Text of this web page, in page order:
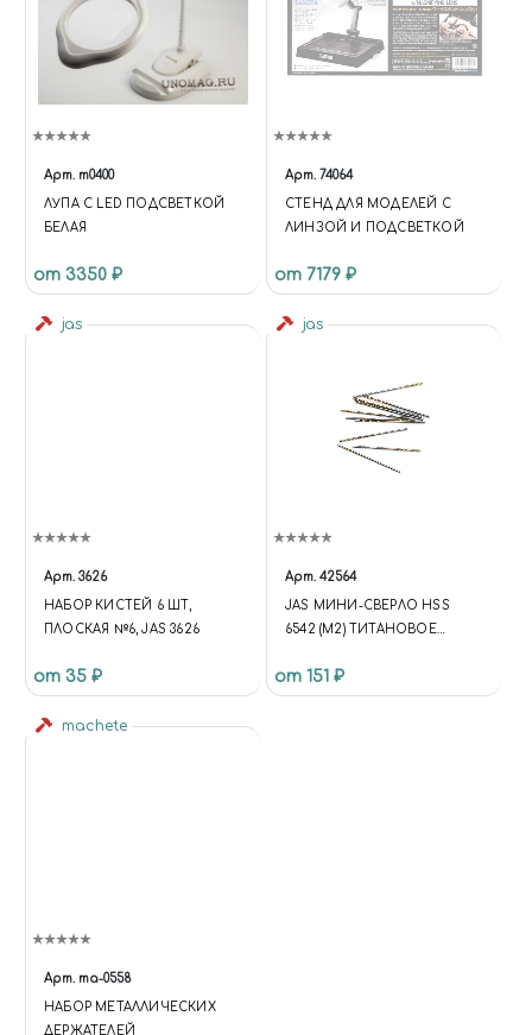
Арт. m0400
ЛУПА С LED ПОДСВЕТКОЙ
БЕЛАЯ
от 3350 ₽
Арт. 74064
СТЕНД ДЛЯ МОДЕЛЕЙ C
ЛИНЗОЙ И ПОДСВЕТКОЙ
от 7179 ₽
jas
Арт. 3626
НАБОР КИСТЕЙ 6 ШТ,
ПЛОСКАЯ №6, JAS 3626
от 35 ₽
jas
Арт. 42564
JAS МИНИ-СВЕРЛО HSS
6542 (M2) ТИТАНОВОЕ
от 151 ₽
machete
Арт. ma-0558
НАБОР МЕТАЛЛИЧЕСКИХ
ДЕРЖАТЕЛЕЙ